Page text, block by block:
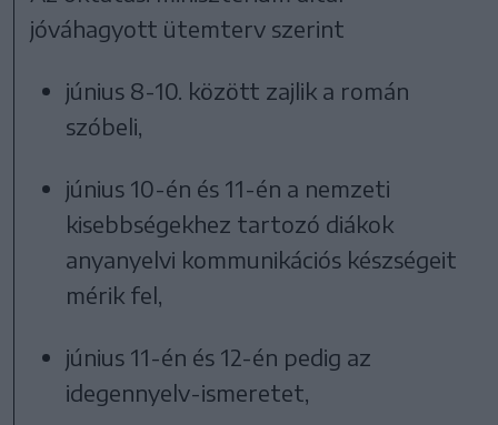
jóváhagyott ütemterv szerint
június 8-10. között zajlik a román
szóbeli,
június 10-én és 11-én a nemzeti
kisebbségekhez tartozó diákok
anyanyelvi kommunikációs készségeit
mérik fel,
június 11-én és 12-én pedig az
idegennyelv-ismeretet,